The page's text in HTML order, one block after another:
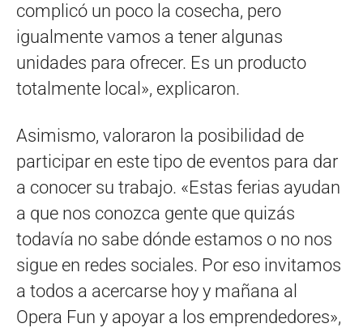
complicó un poco la cosecha, pero
igualmente vamos a tener algunas
unidades para ofrecer. Es un producto
totalmente local», explicaron.
Asimismo, valoraron la posibilidad de
participar en este tipo de eventos para dar
a conocer su trabajo. «Estas ferias ayudan
a que nos conozca gente que quizás
todavía no sabe dónde estamos o no nos
sigue en redes sociales. Por eso invitamos
a todos a acercarse hoy y mañana al
Opera Fun y apoyar a los emprendedores»,